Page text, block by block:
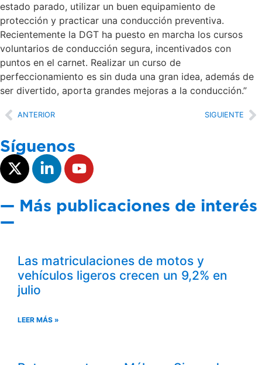
estado parado, utilizar un buen equipamiento de
protección y practicar una conducción preventiva.
Recientemente la DGT ha puesto en marcha los cursos
voluntarios de conducción segura, incentivados con
puntos en el carnet. Realizar un curso de
perfeccionamiento es sin duda una gran idea, además de
ser divertido, aporta grandes mejoras a la conducción.”
ANTERIOR SIGUIENTE
Síguenos
— Más publicaciones de interés
—
Las matriculaciones de motos y
vehículos ligeros crecen un 9,2% en
julio
LEER MÁS »